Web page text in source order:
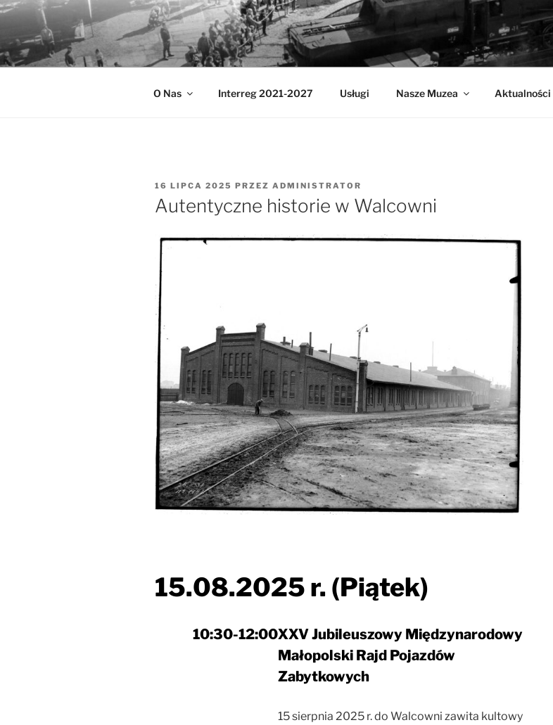
Przejdź
treści
MUZEA TECHNIKI
Ochrona zabytków techniki
O Nas Interreg 2021-2027 Usługi Nasze Muzea Aktualności
OPUBLIKOWANE
W
16 LIPCA 2025 PRZEZ ADMINISTRATOR
Autentyczne historie w Walcowni
15.08.2025 r. (Piątek)
10:30-12:00XXV Jubileuszowy Międzynarodowy
Małopolski Rajd Pojazdów
Zabytkowych
15 sierpnia 2025 r. do Walcowni zawita kultowy